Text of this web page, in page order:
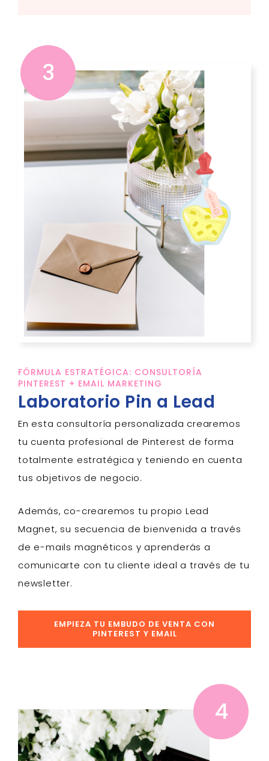
3
FÓRMULA ESTRATÉGICA: CONSULTORÍA
PINTEREST + EMAIL MARKETING
Laboratorio Pin a Lead
En esta consultoría personalizada crearemos
tu cuenta profesional dePinterest de forma
totalmente estratégica y teniendo en cuenta
tus objetivos de negocio.
Además, co-crearemos tu propio Lead
Magnet, su secuencia de bienvenida a través
de e-mails magnéticos y aprenderás a
comunicarte con tu cliente ideal a través de tu
newsletter.
EMPIEZA TU EMBUDO DE VENTA CON
PINTEREST Y EMAIL
4